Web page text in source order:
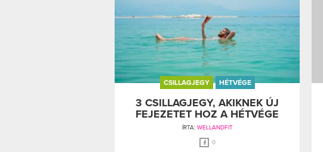
CSILLAGJEGY HÉTVÉGE
3 CSILLAGJEGY, AKIKNEK ÚJ
FEJEZETET HOZ A HÉTVÉGE
ÍRTA: WELLANDFIT
0